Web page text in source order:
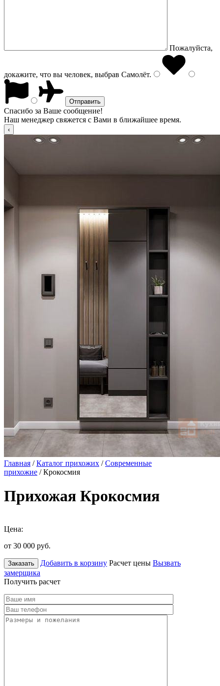
Пожалуйста,
докажите, что вы человек, выбрав Самолёт.
Спасибо за Ваше сообщение!
Наш менеджер свяжется с Вами в ближайшее время.
Главная /Каталог прихожих /Современные
прихожие / Крокосмия
Прихожая Крокосмия
Цена:
от 30 000 руб.
Заказать Добавить в корзину Расчет цены Вызвать
замерщика
Получить расчет